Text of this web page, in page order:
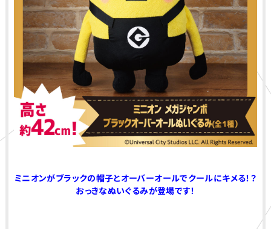
ミニオンがブラックの帽子とオーバーオールでクールにキメる！？
おっきなぬいぐるみが登場です！